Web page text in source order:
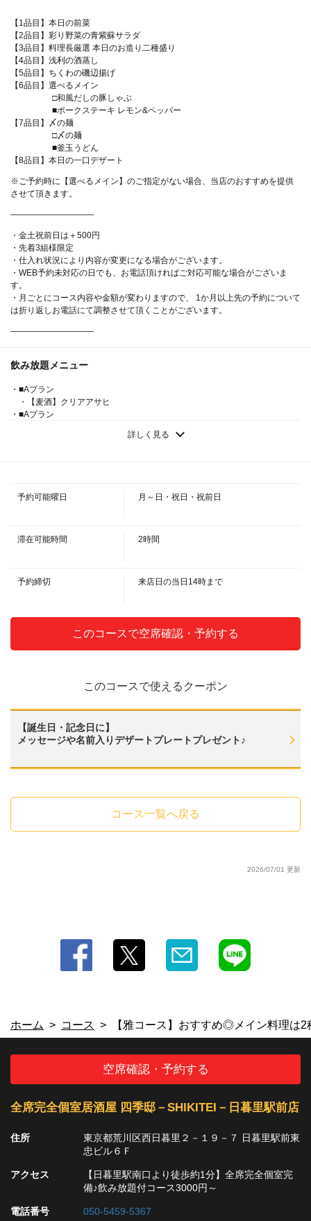
【1品目】本日の前菜
【2品目】彩り野菜の青紫蘇サラダ
【3品目】料理長厳選 本日のお造り二種盛り
【4品目】浅利の酒蒸し
【5品目】ちくわの磯辺揚げ
【6品目】選べるメイン
□和風だしの豚しゃぶ
■ポークステーキ レモン&ペッパー
【7品目】〆の麺
□〆の麺
■釜玉うどん
【8品目】本日の一口デザート
※ご予約時に【選べるメイン】のご指定がない場合、当店のおすすめを提供
させて頂きます。
――――――――――
・金土祝前日は＋500円
・先着3組様限定
・仕入れ状況により内容が変更になる場合がございます。
・WEB予約未対応の日でも、お電話頂ければご対応可能な場合がございま
す。
・月ごとにコース内容や金額が変わりますので、 1か月以上先の予約について
は折り返しお電話にて調整させて頂くことがございます。
――――――――――
飲み放題メニュー
・■Aプラン
・【麦酒】クリアアサヒ
・■Aプラン
ワー／アセロラサワー／緑茶ハイ／烏龍ハイ
ウーロン／ピーチソーダ／レゲエパンチ／ファジーネーブル／ジントニック
・【ワイン】《グラス》赤／白
・■Aプラン
・【＋500円でSプランも飲み放題】
ジントニック／スクリュードライバー／ブルドック／モスコミュール／ライ
チソーダ／ライチオレンジ／ライチグレフル
・■Sプラン
・【ソフトドリンク】コーラ／ジンジャエール／アセロラソーダ／リアル
ゴールド
詳しく見る
予約可能曜日 月～日・祝日・祝前日
滞在可能時間 2時間
予約締切 来店日の当日14時まで
このコースで空席確認・予約する
このコースで使えるクーポン
【誕生日・記念日に】
メッセージや名前入りデザートプレートプレゼント♪
コース一覧へ戻る
2026/07/01 更新
この店舗情報をシェアする
【雅コース】おすすめ◎メイン料理は2種類の豚肉料理から
選べる♪ 2時間飲み放題付き8品3500円 | 全席完全個室居酒
https://shikiteinipporiekimae.owst.jp/courses/213626032
閉じる
ホーム コース 【雅コース】おすすめ◎メイン料理は
空席確認・予約する
全席完全個室居酒屋 四季邸－SHIKITEI－日暮里駅前店
住所
東京都荒川区西日暮里２－１９－７ 日暮里駅前東
忠ビル６Ｆ
アクセス
【日暮里駅南口より徒歩約1分】全席完全個室完
備♪飲み放題付コース3000円～
電話番号 050-5459-5367